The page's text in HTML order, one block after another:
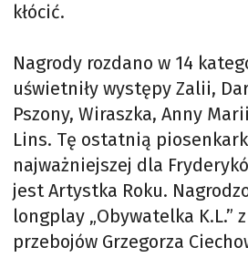
kłócić.
Nagrody rozdano w 14
uświetniły występy Zalii,
Pszony, Wiraszka, Anny
Lins. Tę ostatnią
najważniejszej dla
jest Artystka Roku.
longplay „Obywatelka K.L.”
przebojów Grzegorza